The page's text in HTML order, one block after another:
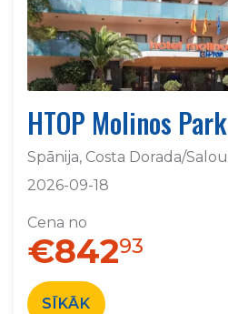
HTOP Molinos Park
Spānija, Costa Dorada/Salou
2026-09-18
Cena no
€84293
SĪKĀK